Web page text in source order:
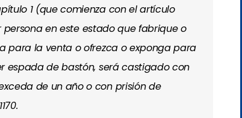
1 (que comienza con el artículo
persona en este estado que fabrique o
para la venta o ofrezca o exponga para
espada de bastón, será castigado con
de un año o con prisión de